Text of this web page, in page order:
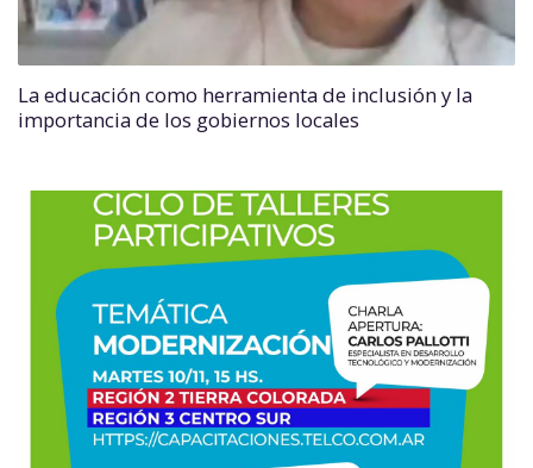
La educación como herramienta de inclusión y la
importancia de los gobiernos locales